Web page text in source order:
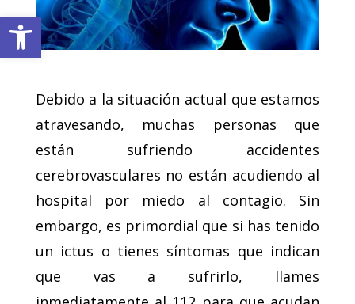
Abrir barra de herramientas
Debido a la situación actual que estamos
atravesando, muchas personas que
están sufriendo accidentes
cerebrovasculares no están acudiendo al
hospital por miedo al contagio. Sin
embargo, es primordial que si has tenido
un ictus o tienes síntomas que indican
que vas a sufrirlo, llames